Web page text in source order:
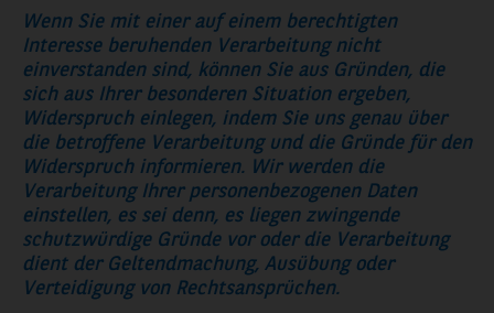
Wenn Sie mit einer auf einem berechtigten
Interesse beruhenden Verarbeitung nicht
einverstanden sind, können Sie aus Gründen, die
sich aus Ihrer besonderen Situation ergeben,
Widerspruch einlegen, indem Sie uns genau über
die betroffene Verarbeitung und die Gründe für den
Widerspruch informieren. Wir werden die
Verarbeitung Ihrer personenbezogenen Daten
einstellen, es sei denn, es liegen zwingende
schutzwürdige Gründe vor oder die Verarbeitung
dient der Geltendmachung, Ausübung oder
Verteidigung von Rechtsansprüchen.